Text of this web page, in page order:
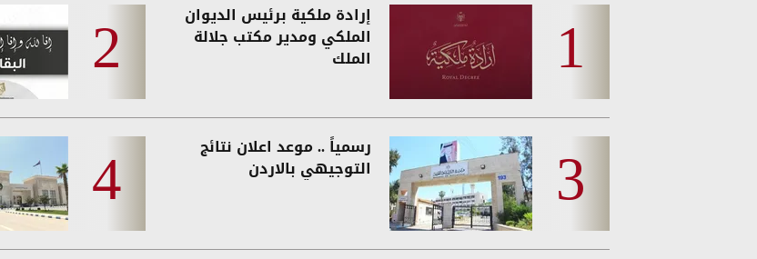
إرادة ملكية برئيس الديوان
الملكي ومدير مكتب جلالة
الملك
رسمياً .. موعد اعلان نتائج
التوجيهي بالاردن